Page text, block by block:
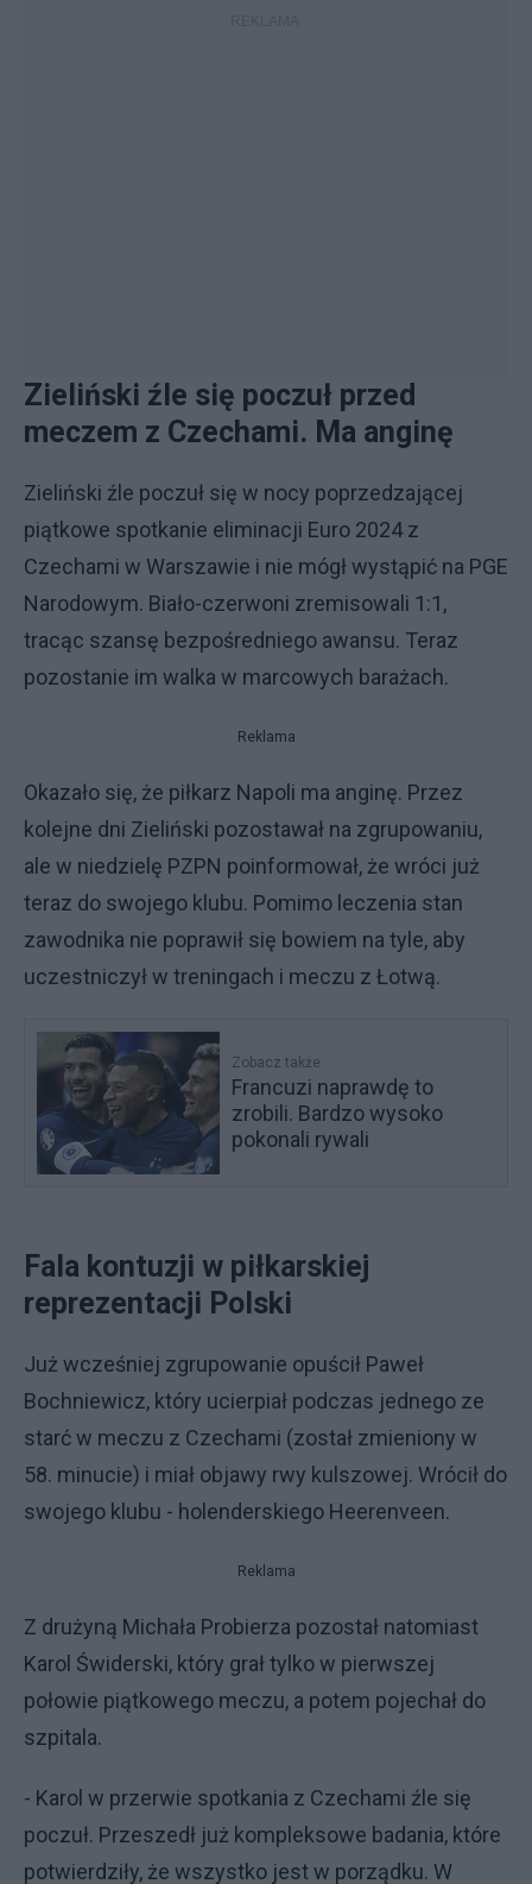
Zieliński źle się poczuł przed
meczem z Czechami. Ma anginę
Zieliński źle poczuł się w nocy poprzedzającej
piątkowe spotkanie eliminacji Euro 2024 z
Czechami w Warszawie i nie mógł wystąpić na PGE
Narodowym. Biało-czerwoni zremisowali 1:1,
tracąc szansę bezpośredniego awansu. Teraz
pozostanie im walka w marcowych barażach.
Reklama
Okazało się, że piłkarz Napoli ma anginę. Przez
kolejne dni Zieliński pozostawał na zgrupowaniu,
ale w niedzielę PZPN poinformował, że wróci już
teraz do swojego klubu. Pomimo leczenia stan
zawodnika nie poprawił się bowiem na tyle, aby
uczestniczył w treningach i meczu z Łotwą.
Zobacz także
Francuzi naprawdę to
zrobili. Bardzo wysoko
pokonali rywali
Fala kontuzji w piłkarskiej
reprezentacji Polski
Już wcześniej zgrupowanie opuścił Paweł
Bochniewicz, który ucierpiał podczas jednego ze
starć w meczu z Czechami (został zmieniony w
58. minucie) i miał objawy rwy kulszowej. Wrócił do
swojego klubu - holenderskiego Heerenveen.
Reklama
Z drużyną Michała Probierza pozostał natomiast
Karol Świderski, który grał tylko w pierwszej
połowie piątkowego meczu, a potem pojechał do
szpitala.
- Karol w przerwie spotkania z Czechami źle się
poczuł. Przeszedł już kompleksowe badania, które
potwierdziły, że wszystko jest w porządku. W